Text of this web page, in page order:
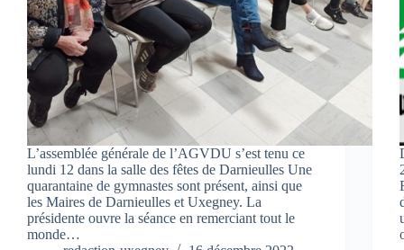
L’assemblée générale de l’AGVDU s’est tenu ce
lundi 12 dans la salle des fêtes de Darnieulles Une
quarantaine de gymnastes sont présent, ainsi que
les Maires de Darnieulles et Uxegney. La
présidente ouvre la séance en remerciant tout le
monde…